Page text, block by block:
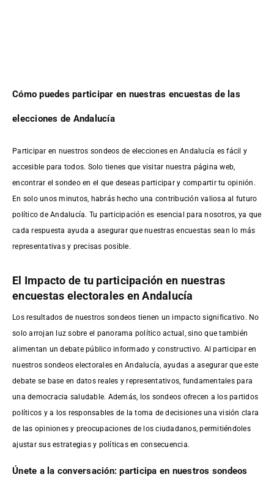
Cómo puedes participar en nuestras encuestas de las
elecciones de Andalucía
Participar en nuestros sondeos de elecciones en Andalucía es fácil y
accesible para todos. Solo tienes que visitar nuestra página web,
encontrar el sondeo en el que deseas participar y compartir tu opinión.
En solo unos minutos, habrás hecho una contribución valiosa al futuro
político de Andalucía. Tu participación es esencial para nosotros, ya que
cada respuesta ayuda a asegurar que nuestras encuestas sean lo más
representativas y precisas posible.
El Impacto de tu participación en nuestras
encuestas electorales en Andalucía
Los resultados de nuestros sondeos tienen un impacto significativo. No
solo arrojan luz sobre el panorama político actual, sino que también
alimentan un debate público informado y constructivo. Al participar en
nuestros sondeos electorales en Andalucía, ayudas a asegurar que este
debate se base en datos reales y representativos, fundamentales para
una democracia saludable. Además, los sondeos ofrecen a los partidos
políticos y a los responsables de la toma de decisiones una visión clara
de las opiniones y preocupaciones de los ciudadanos, permitiéndoles
ajustar sus estrategias y políticas en consecuencia.
Únete a la conversación: participa en nuestros sondeos